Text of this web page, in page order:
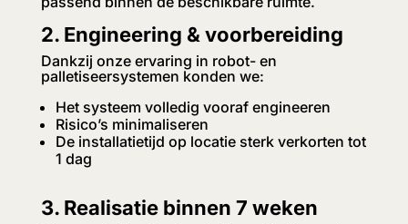
2. Engineering & voorbereiding
Dankzij onze ervaring in robot- en
palletiseersystemen konden we:
Het systeem volledig vooraf engineeren
Risico’s minimaliseren
De installatietijd op locatie sterk verkorten tot
1 dag
3. Realisatie binnen 7 weken